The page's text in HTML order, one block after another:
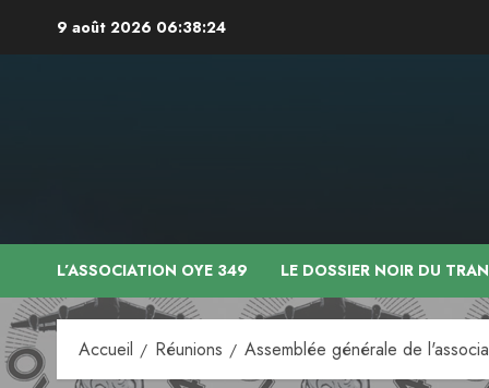
9 août 2026 06:38:24
L’ASSOCIATION OYE 349 LE DOSSIER NOIR DU
Accueil Réunions Assemblée générale de